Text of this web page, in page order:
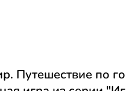
Путешествие по